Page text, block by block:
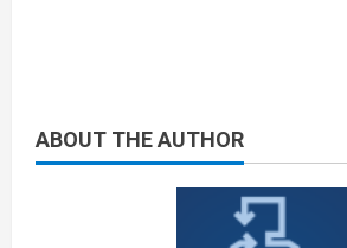
ABOUT THE AUTHOR